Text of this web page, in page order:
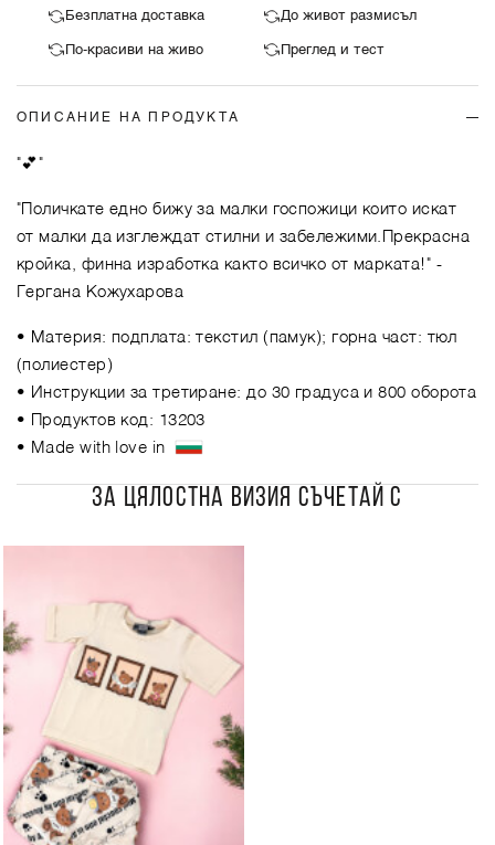
Безплатна доставка До живот размисъл
По-красиви на живо Преглед и тест
ОПИСАНИЕ НА ПРОДУКТА
"💕"
"Поличкате едно бижу за малки госпожици които искат
от малки да изглеждат стилни и забележими.Прекрасна
кройка, финна изработка както всичко от марката!" -
Гергана Кожухарова
• Материя: подплата: текстил (памук); горна част: тюл
(полиестер)
• Инструкции за третиране: до 30 градуса и 800 оборота
• Продуктов код: 13203
• Made with love in
ЗА ЦЯЛОСТНА ВИЗИЯ СЪЧЕТАЙ С